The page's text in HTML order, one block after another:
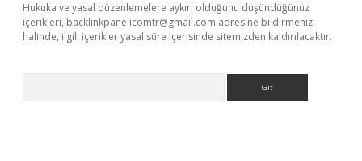
Hukuka ve yasal düzenlemelere aykırı olduğunu düşündüğünüz
içerikleri, backlinkpanelicomtr@gmail.com adresine bildirmeniz
halinde, ilgili içerikler yasal süre içerisinde sitemizden kaldırılacaktır.